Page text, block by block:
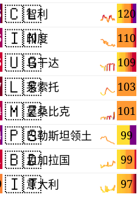
🇨🇱 120
智利
🇮🇳 110
印度
🇺🇬 109
乌干达
🇱🇸 103
莱索托
🇲🇿 101
莫桑比克
🇵🇸 99
巴勒斯坦领土
🇧🇩 99
孟加拉国
🇮🇹 97
意大利